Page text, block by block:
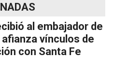
al embajador de
afianza vínculos de
con Santa Fe